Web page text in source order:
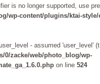
is no longer supported, use
wp-content/plugins/ktai-
- assumed 'user_level'
0/zacke/web/photo_blog/wp-
on line 524